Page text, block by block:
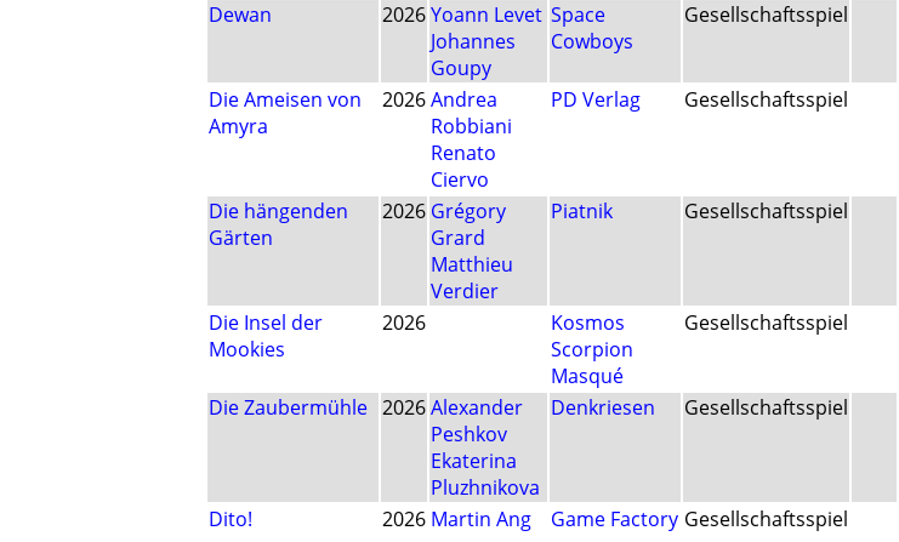
Dewan 2026Yoann Levet
Johannes
Goupy
Space
Cowboys
Gesellschaftsspiel
Die Ameisen von
Amyra
2026Andrea
Robbiani
Renato
Ciervo
PD Verlag Gesellschaftsspiel
Die hängenden
Gärten
2026 Grégory
Grard
Matthieu
Verdier
Piatnik Gesellschaftsspiel
Die Insel der
Mookies
2026
Kosmos
Scorpion
Masqué
Gesellschaftsspiel
Die Zaubermühle 2026Alexander
Peshkov
Ekaterina
Pluzhnikova
Denkriesen Gesellschaftsspiel
Dito! 2026 Martin Ang Game Factory Gesellschaftsspiel